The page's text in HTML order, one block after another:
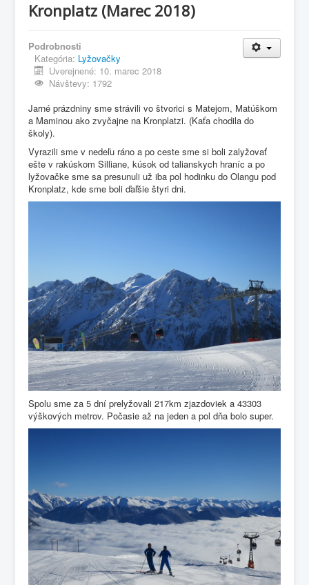
Kronplatz (Marec 2018)
Podrobnosti
Kategória: Lyžovačky
Uverejnené: 10. marec 2018
Návštevy: 1792
Jarné prázdniny sme strávili vo štvorici s Matejom, Matúškom
a Maminou ako zvyčajne na Kronplatzi. (Kaťa chodila do
školy).
Vyrazili sme v nedeľu ráno a po ceste sme si boli zalyžovať
ešte v rakúskom Silliane, kúsok od talianskych hraníc a po
lyžovačke sme sa presunuli už iba pol hodinku do Olangu pod
Kronplatz, kde sme boli ďaľšie štyri dni.
Spolu sme za 5 dní prelyžovali 217km zjazdoviek a 43303
výškových metrov. Počasie až na jeden a pol dňa bolo super.